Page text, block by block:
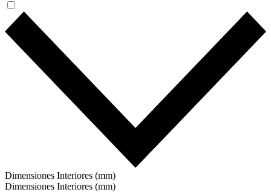
Dimensiones Interiores (mm)
Dimensiones Interiores (mm)